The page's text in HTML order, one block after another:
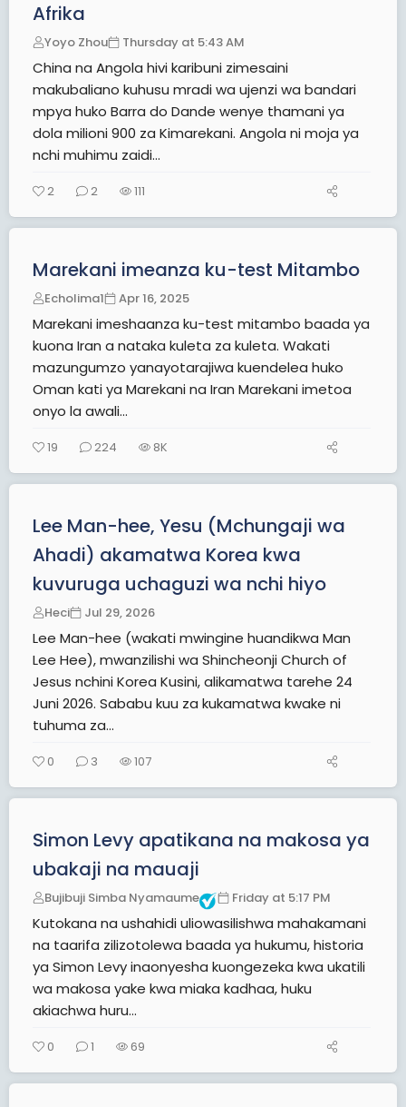
Afrika
Yoyo Zhou Thursday at 5:43 AM
China na Angola hivi karibuni zimesaini
makubaliano kuhusu mradi wa ujenzi wa bandari
mpya huko Barra do Dande wenye thamani ya
dola milioni 900 za Kimarekani. Angola ni moja ya
nchi muhimu zaidi...
2 2 111
Marekani imeanza ku-test Mitambo
Echolima1 Apr 16, 2025
Marekani imeshaanza ku-test mitambo baada ya
kuona Iran a nataka kuleta za kuleta. Wakati
mazungumzo yanayotarajiwa kuendelea huko
Oman kati ya Marekani na Iran Marekani imetoa
onyo la awali...
19 224 8K
Lee Man-hee, Yesu (Mchungaji wa
Ahadi) akamatwa Korea kwa
kuvuruga uchaguzi wa nchi hiyo
Heci Jul 29, 2026
Lee Man-hee (wakati mwingine huandikwa Man
Lee Hee), mwanzilishi wa Shincheonji Church of
Jesus nchini Korea Kusini, alikamatwa tarehe 24
Juni 2026. Sababu kuu za kukamatwa kwake ni
tuhuma za...
0 3 107
Simon Levy apatikana na makosa ya
ubakaji na mauaji
Bujibuji Simba Nyamaume Friday at 5:17 PM
Kutokana na ushahidi uliowasilishwa mahakamani
na taarifa zilizotolewa baada ya hukumu, historia
ya Simon Levy inaonyesha kuongezeka kwa ukatili
wa makosa yake kwa miaka kadhaa, huku
akiachwa huru...
0 1 69